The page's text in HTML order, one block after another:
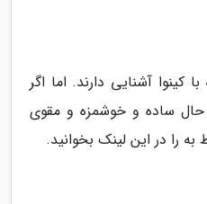
کینوا آشنایی دارند. اما اگر
ساده و خوشمزه و مقوی
را در این لینک بخوانید.